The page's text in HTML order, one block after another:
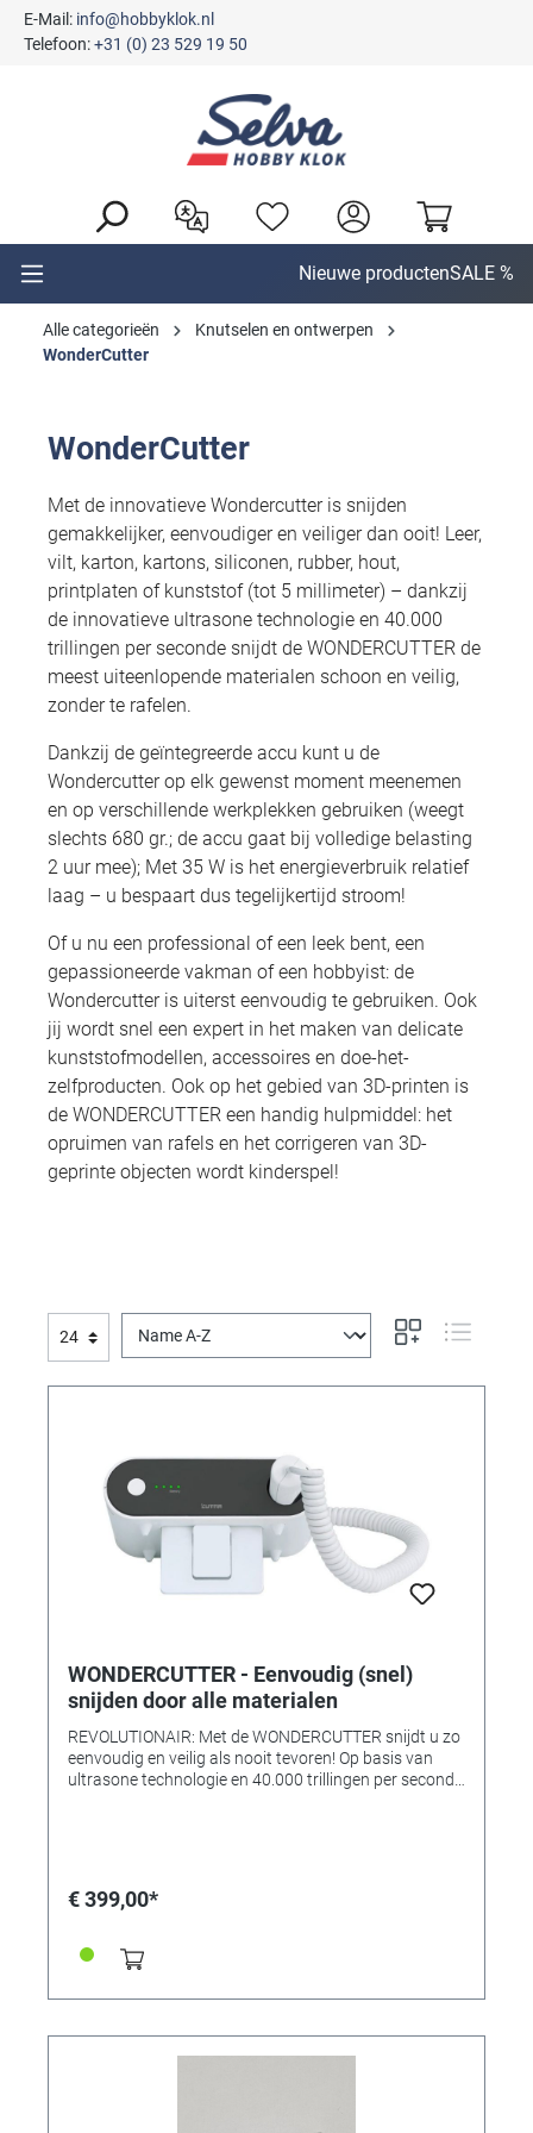
E-Mail: info@hobbyklok.nl
Telefoon:+31 (0) 23 529 19 50
Nieuwe productenSALE %
Alle categorieën
Knutselen en ontwerpen
WonderCutter
WonderCutter
Met de innovatieve Wondercutter is snijden
gemakkelijker, eenvoudiger en veiliger dan ooit! Leer,
vilt, karton, kartons, siliconen, rubber, hout,
printplaten of kunststof (tot 5 millimeter) – dankzij
de innovatieve ultrasone technologie en 40.000
trillingen per seconde snijdt de WONDERCUTTER de
meest uiteenlopende materialen schoon en veilig,
zonder te rafelen.
Dankzij de geïntegreerde accu kunt u de
Wondercutter op elk gewenst moment meenemen
en op verschillende werkplekken gebruiken (weegt
slechts 680 gr.; de accu gaat bij volledige belasting
2 uur mee); Met 35 W is het energieverbruik relatief
laag – u bespaart dus tegelijkertijd stroom!
Of u nu een professional of een leek bent, een
gepassioneerde vakman of een hobbyist: de
Wondercutter is uiterst eenvoudig te gebruiken. Ook
jij wordt snel een expert in het maken van delicate
kunststofmodellen, accessoires en doe-het-
zelfproducten. Ook op het gebied van 3D-printen is
de WONDERCUTTER een handig hulpmiddel: het
opruimen van rafels en het corrigeren van 3D-
geprinte objecten wordt kinderspel!
WONDERCUTTER - Eenvoudig (snel)
snijden door alle materialen
REVOLUTIONAIR: Met de WONDERCUTTER snijdt u zo
eenvoudig en veilig als nooit tevoren! Op basis van
ultrasone technologie en 40.000 trillingen per seconde
karton, dozen, siliconen, rubber, hout, planken en nog
efficiëntie en beste resultaten - ultrasnel: de
WONDERCUTTER kan ongelooflijk schoon, 100%
geïntegreerde batterij en het lage gewicht is de
WONDERCUTTER te dragen en dus overal mee naar
€ 399,00*